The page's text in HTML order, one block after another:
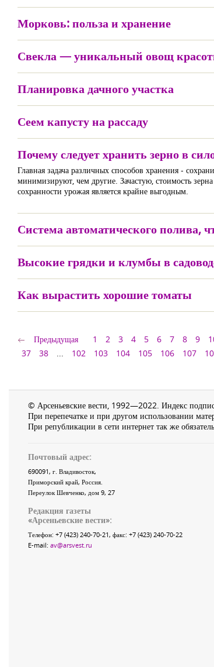
Морковь: польза и хранение
Свекла — уникальный овощ
Планировка дачного участка
Сеем капусту на рассаду
Почему следует хранить зерно в
Главная задача различных способов хранения -
минимизируют, чем другие. Зачастую, стоимость
сохранности урожая является крайне выгодным.
Система автоматического полива,
Высокие грядки и клумбы в
Как вырастить хорошие томаты
Предыдущая 1 2 3 4 5 6 7 8 9
37
38 ... 102 103 104 105 106 107
© Арсеньевские вести, 1992—2022. Индекс
При перепечатке и при другом использовании
При републикации в сети интернет так же
Почтовый адрес:
690091, г. Владивосток,
Приморский край, Россия.
Переулок Шевченко, дом 9, 27
Редакция газеты
«Арсеньевские вести»:
Телефон: +7 (423) 240-70-21, факс: +7 (423) 240-70-22
E-mail: av@arsvest.ru